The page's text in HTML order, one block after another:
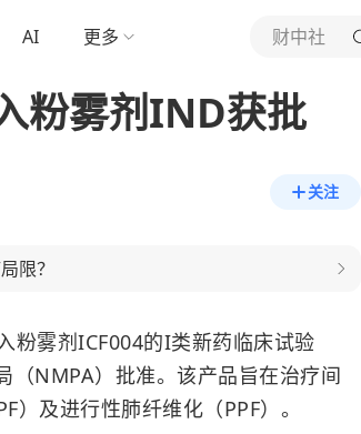
AI 更多 财中社
粉雾剂IND获批
关注
限？
粉雾剂ICF004的I类新药临床试验
（NMPA）批准。该产品旨在治疗间
及进行性肺纤维化（PPF）。